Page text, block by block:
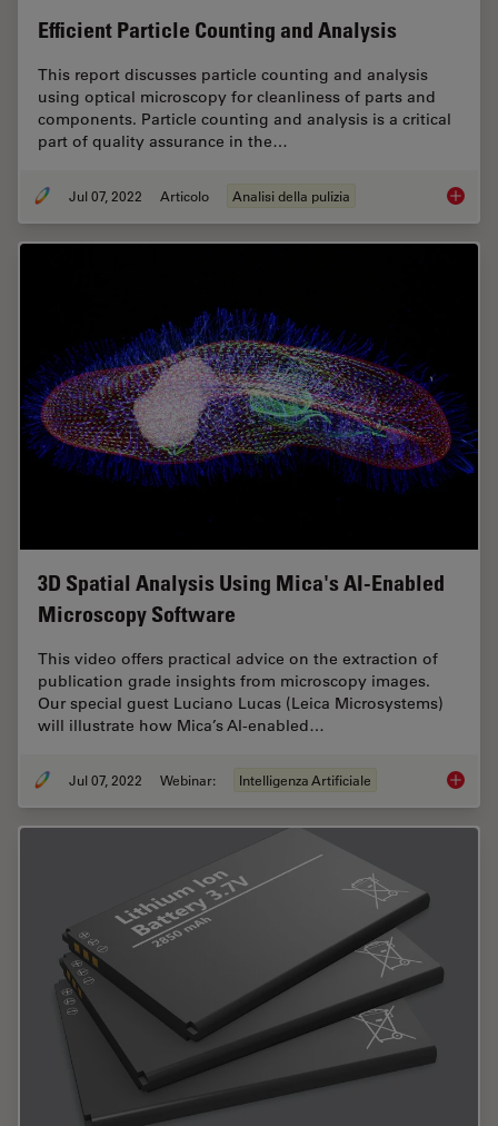
Efficient Particle Counting and Analysis
This report discusses particle counting and analysis
using optical microscopy for cleanliness of parts and
components. Particle counting and analysis is a critical
part of quality assurance in the…
Jul 07, 2022 Articolo Analisi della pulizia
3D Spatial Analysis Using Mica's AI-Enabled
Microscopy Software
This video offers practical advice on the extraction of
publication grade insights from microscopy images.
Our special guest Luciano Lucas (Leica Microsystems)
will illustrate how Mica’s AI-enabled…
Jul 07, 2022 Webinar: Intelligenza Artificiale 3D